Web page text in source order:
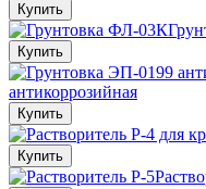
Купить
Купить
антикоррозийная
Купить
Купить